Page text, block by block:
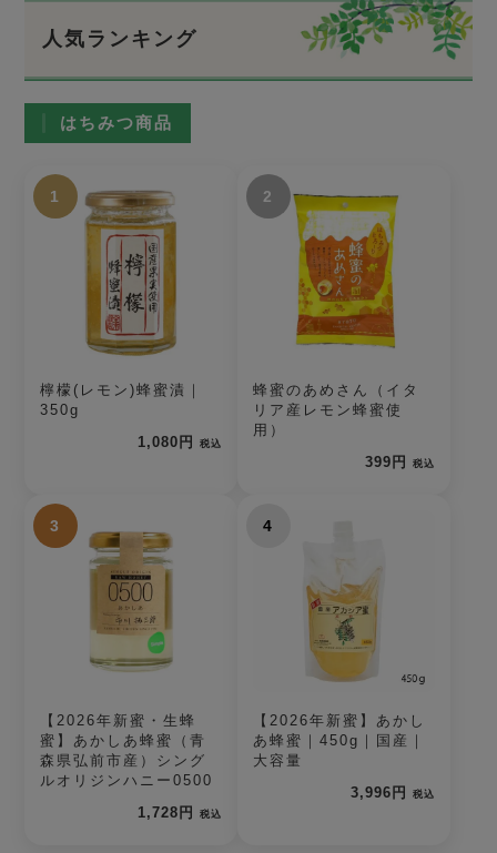
人気ランキング
はちみつ商品
1
檸檬(レモン)蜂蜜漬｜
350g
1,080円
税込
2
蜂蜜のあめさん（イタ
リア産レモン蜂蜜使
用）
399円
税込
3
【2026年新蜜・生蜂
蜜】あかしあ蜂蜜（青
森県弘前市産）シング
ルオリジンハニー0500
1,728円
税込
4
【2026年新蜜】あかし
あ蜂蜜｜450g｜国産｜
大容量
3,996円
税込